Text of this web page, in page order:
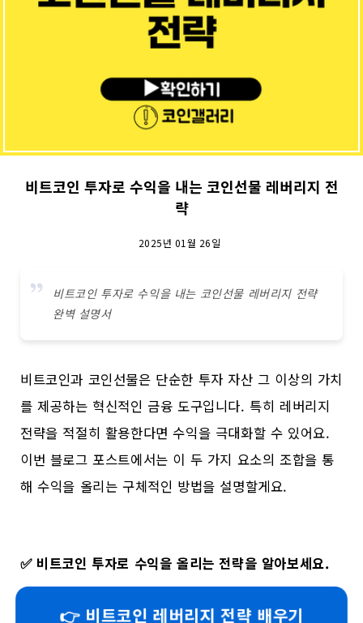
비트코인 투자로 수익을 내는 코인선물 레버리지 전
략
2025년 01월 26일
비트코인 투자로 수익을 내는 코인선물 레버리지 전략
완벽 설명서
비트코인과 코인선물은 단순한 투자 자산 그 이상의 가치
를 제공하는 혁신적인 금융 도구입니다. 특히 레버리지
전략을 적절히 활용한다면 수익을 극대화할 수 있어요.
이번 블로그 포스트에서는 이 두 가지 요소의 조합을 통
해 수익을 올리는 구체적인 방법을 설명할게요.
✅ 비트코인 투자로 수익을 올리는 전략을 알아보세요.
👉 비트코인 레버리지 전략 배우기